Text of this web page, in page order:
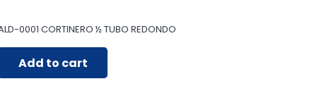
0001 CORTINERO ½ TUBO REDONDO
Add to cart